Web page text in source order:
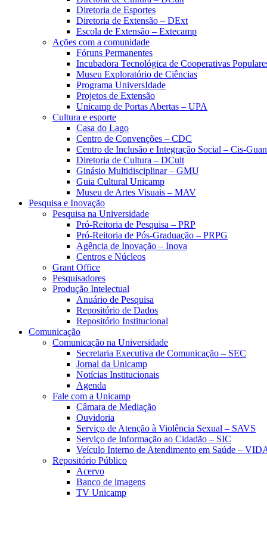
Diretoria de Esportes
Diretoria de Extensão – DExt
Escola de Extensão – Extecamp
Ações com a comunidade
Fóruns Permanentes
Incubadora Tecnológica de Cooperativas
Museu Exploratório de Ciências
Programa UniversIdade
Projetos de Extensão
Unicamp de Portas Abertas – UPA
Cultura e esporte
Casa do Lago
Centro de Convenções – CDC
Centro de Inclusão e Integração Social – Cis-
Diretoria de Cultura – DCult
Ginásio Multidisciplinar – GMU
Guia Cultural Unicamp
Museu de Artes Visuais – MAV
Pesquisa e Inovação
Pesquisa na Universidade
Pró-Reitoria de Pesquisa – PRP
Pró-Reitoria de Pós-Graduação – PRPG
Agência de Inovação – Inova
Centros e Núcleos
Grant Office
Pesquisadores
Produção Intelectual
Anuário de Pesquisa
Repositório de Dados
Repositório Institucional
Comunicação
Comunicação na Universidade
Secretaria Executiva de Comunicação – SEC
Jornal da Unicamp
Notícias Institucionais
Agenda
Fale com a Unicamp
Câmara de Mediação
Ouvidoria
Serviço de Atenção à Violência Sexual – SAVS
Serviço de Informação ao Cidadão – SIC
Veículo Interno de Atendimento em Saúde –
Repositório Público
Acervo
Banco de imagens
TV Unicamp